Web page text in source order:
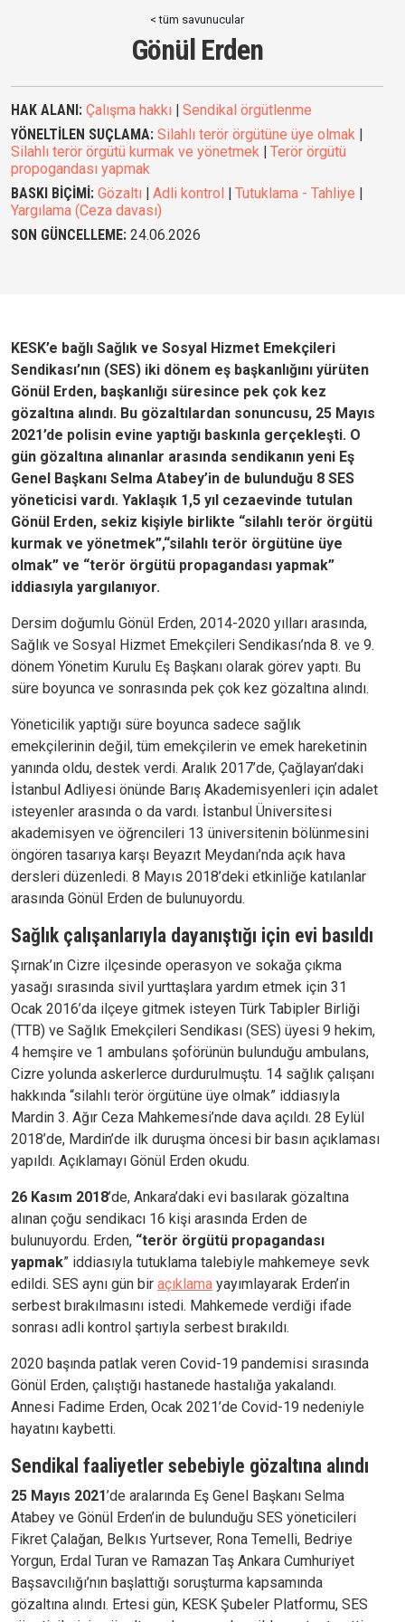
< tüm savunucular
Gönül Erden
HAK ALANI: Çalışma hakkı
Sendikal örgütlenme
YÖNELTİLEN SUÇLAMA: Silahlı terör örgütüne üye olmak
Silahlı terör örgütü kurmak ve yönetmek
Terör örgütü
propogandası yapmak
BASKI BİÇİMİ: Gözaltı Adli kontrol Tutuklama - Tahliye
Yargılama (Ceza davası)
SON GÜNCELLEME: 24.06.2026
KESK’e bağlı Sağlık ve Sosyal Hizmet Emekçileri
Sendikası’nın (SES) iki dönem eş başkanlığını yürüten
Gönül Erden, başkanlığı süresince pek çok kez
gözaltına alındı. Bu gözaltılardan sonuncusu, 25 Mayıs
2021’de polisin evine yaptığı baskınla gerçekleşti. O
gün gözaltına alınanlar arasında sendikanın yeni Eş
Genel Başkanı Selma Atabey’in de bulunduğu 8 SES
yöneticisi vardı. Yaklaşık 1,5 yıl cezaevinde tutulan
Gönül Erden, sekiz kişiyle birlikte “silahlı terör örgütü
kurmak ve yönetmek”,“silahlı terör örgütüne üye
olmak” ve “terör örgütü propagandası yapmak”
iddiasıyla yargılanıyor.
Dersim doğumlu Gönül Erden, 2014-2020 yılları arasında,
Sağlık ve Sosyal Hizmet Emekçileri Sendikası’nda 8. ve 9.
dönem Yönetim Kurulu Eş Başkanı olarak görev yaptı. Bu
süre boyunca ve sonrasında pek çok kez gözaltına alındı.
Yöneticilik yaptığı süre boyunca sadece sağlık
emekçilerinin değil, tüm emekçilerin ve emek hareketinin
yanında oldu, destek verdi. Aralık 2017’de, Çağlayan’daki
İstanbul Adliyesi önünde Barış Akademisyenleri için adalet
isteyenler arasında o da vardı. İstanbul Üniversitesi
akademisyen ve öğrencileri 13 üniversitenin bölünmesini
öngören tasarıya karşı Beyazıt Meydanı’nda açık hava
dersleri düzenledi. 8 Mayıs 2018’deki etkinliğe katılanlar
arasında Gönül Erden de bulunuyordu.
Sağlık çalışanlarıyla dayanıştığı için evi basıldı
Şırnak’ın Cizre ilçesinde operasyon ve sokağa çıkma
yasağı sırasında sivil yurttaşlara yardım etmek için 31
Ocak 2016’da ilçeye gitmek isteyen Türk Tabipler Birliği
(TTB) ve Sağlık Emekçileri Sendikası (SES) üyesi 9 hekim,
4 hemşire ve 1 ambulans şoförünün bulunduğu ambulans,
Cizre yolunda askerlerce durdurulmuştu. 14 sağlık çalışanı
hakkında “silahlı terör örgütüne üye olmak” iddiasıyla
Mardin 3. Ağır Ceza Mahkemesi’nde dava açıldı. 28 Eylül
2018’de, Mardin’de ilk duruşma öncesi bir basın açıklaması
yapıldı. Açıklamayı Gönül Erden okudu.
26 Kasım 2018’de, Ankara’daki evi basılarak gözaltına
alınan çoğu sendikacı 16 kişi arasında Erden de
bulunuyordu. Erden, “terör örgütü propagandası
yapmak” iddiasıyla tutuklama talebiyle mahkemeye sevk
edildi. SES aynı gün bir açıklama yayımlayarak Erden’in
serbest bırakılmasını istedi. Mahkemede verdiği ifade
sonrası adli kontrol şartıyla serbest bırakıldı.
2020 başında patlak veren Covid-19 pandemisi sırasında
Gönül Erden, çalıştığı hastanede hastalığa yakalandı.
Annesi Fadime Erden, Ocak 2021’de Covid-19 nedeniyle
hayatını kaybetti.
Sendikal faaliyetler sebebiyle gözaltına alındı
25 Mayıs 2021’de aralarında Eş Genel Başkanı Selma
Atabey ve Gönül Erden’in de bulunduğu SES yöneticileri
Fikret Çalağan, Belkıs Yurtsever, Rona Temelli, Bedriye
Yorgun, Erdal Turan ve Ramazan Taş Ankara Cumhuriyet
Başsavcılığı’nın başlattığı soruşturma kapsamında
gözaltına alındı. Ertesi gün, KESK Şubeler Platformu, SES